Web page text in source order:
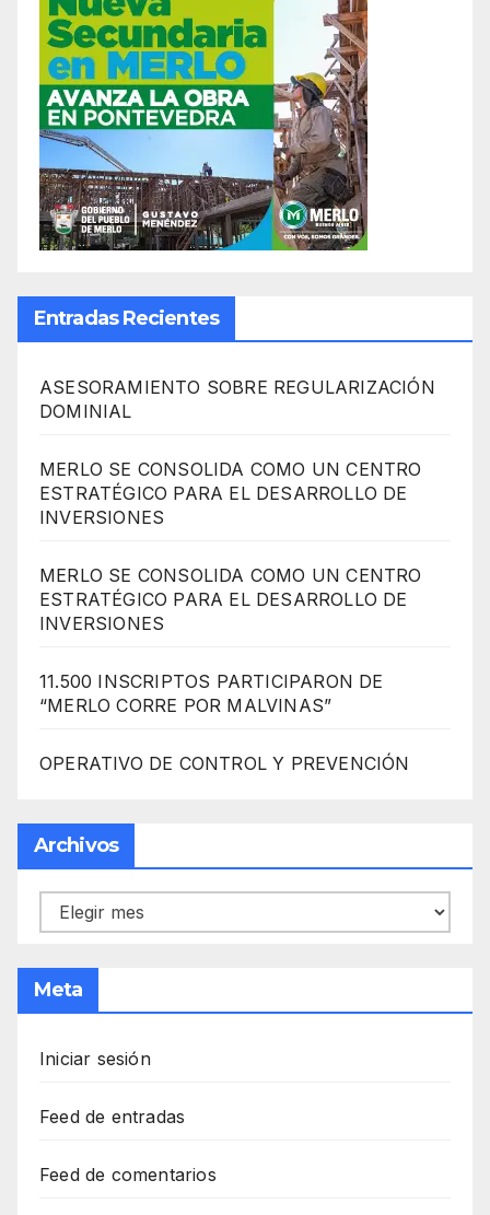
Entradas Recientes
ASESORAMIENTO SOBRE REGULARIZACIÓN
DOMINIAL
MERLO SE CONSOLIDA COMO UN CENTRO
ESTRATÉGICO PARA EL DESARROLLO DE
INVERSIONES
MERLO SE CONSOLIDA COMO UN CENTRO
ESTRATÉGICO PARA EL DESARROLLO DE
INVERSIONES
11.500 INSCRIPTOS PARTICIPARON DE
“MERLO CORRE POR MALVINAS”
OPERATIVO DE CONTROL Y PREVENCIÓN
Archivos
Archivos
Meta
Iniciar sesión
Feed de entradas
Feed de comentarios